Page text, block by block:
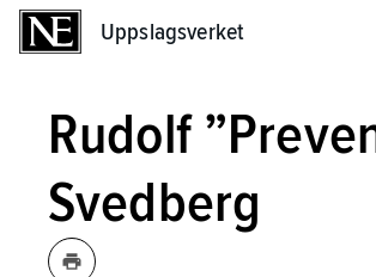
Uppslagsverket
Rudolf
Svedberg